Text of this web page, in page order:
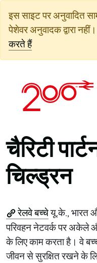
जाएं
इस साइट पर अनुवादित
पेशेवर अनुवादक द्वारा नहीं।
करते हैं
चैरिटी
चिल्ड्रन
रेलवे बच्चेयू.के., भारत
परिवहन नेटवर्क पर अकेले
के लिए काम करता है। वे
जीवन से सुरक्षित रखने के